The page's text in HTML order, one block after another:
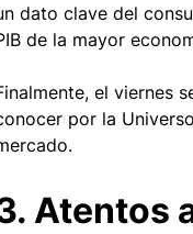
dato clave del
de la mayor
el viernes
por la
Atentos